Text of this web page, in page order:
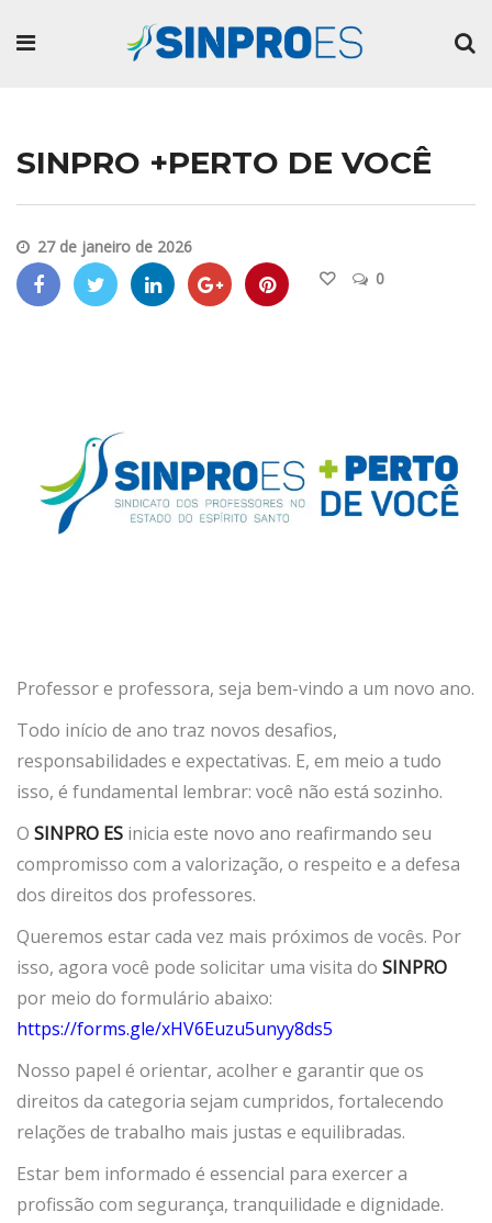
SINPRO +PERTO DE VOCÊ
27 de janeiro de 2026
0
Professor e professora, seja bem-vindo a um novo ano.
Todo início de ano traz novos desafios,
responsabilidades e expectativas. E, em meio a tudo
isso, é fundamental lembrar: você não está sozinho.
O SINPRO ES inicia este novo ano reafirmando seu
compromisso com a valorização, o respeito e a defesa
dos direitos dos professores.
Queremos estar cada vez mais próximos de vocês. Por
isso, agora você pode solicitar uma visita do SINPRO
por meio do formulário abaixo:
https://forms.gle/xHV6Euzu5unyy8ds5
Nosso papel é orientar, acolher e garantir que os
direitos da categoria sejam cumpridos, fortalecendo
relações de trabalho mais justas e equilibradas.
Estar bem informado é essencial para exercer a
profissão com segurança, tranquilidade e dignidade.